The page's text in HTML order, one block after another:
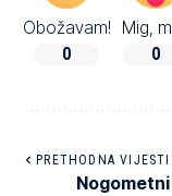
Obožavam!
0
Mig,
0
PRETHODNA VIJESTI
Nogometni